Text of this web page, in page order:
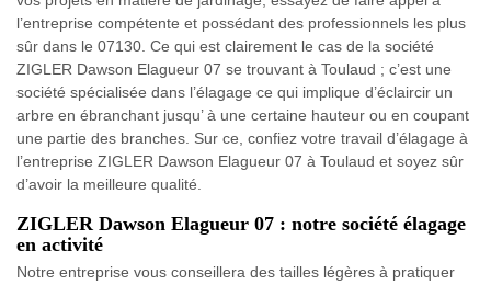
l’entreprise compétente et possédant des professionnels les plus
sûr dans le 07130. Ce qui est clairement le cas de la société
ZIGLER Dawson Elagueur 07 se trouvant à Toulaud ; c’est une
société spécialisée dans l’élagage ce qui implique d’éclaircir un
arbre en ébranchant jusqu’ à une certaine hauteur ou en coupant
une partie des branches. Sur ce, confiez votre travail d’élagage à
l’entreprise ZIGLER Dawson Elagueur 07 à Toulaud et soyez sûr
d’avoir la meilleure qualité.
ZIGLER Dawson Elagueur 07 : notre société élagage
en activité
Notre entreprise vous conseillera des tailles légères à pratiquer